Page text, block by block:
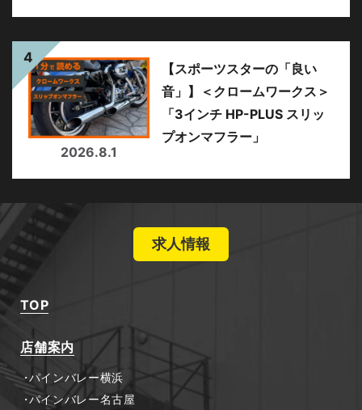
2026.8.1
【スポーツスターの「良い
音」】＜クロームワークス＞
「3インチ HP-PLUS スリッ
プオンマフラー」
求人情報
TOP
店舗案内
パインバレー横浜
パインバレー名古屋